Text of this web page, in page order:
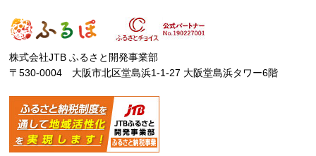
株式会社JTB ふるさと開発事業部
〒530-0004 大阪市北区堂島浜1-1-27 大阪堂島浜タワー6階